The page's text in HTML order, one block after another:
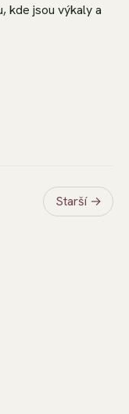
kde jsou výkaly a
Starší →